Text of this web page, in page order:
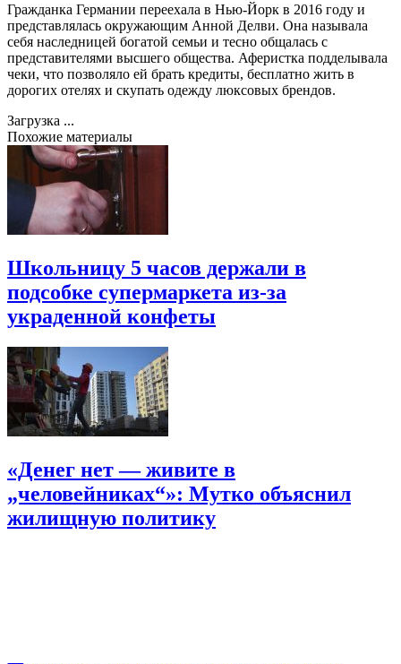
Гражданка Германии переехала в Нью-Йорк в 2016 году и
представлялась окружающим Анной Делви. Она называла
себя наследницей богатой семьи и тесно общалась с
представителями высшего общества. Аферистка подделывала
чеки, что позволяло ей брать кредиты, бесплатно жить в
дорогих отелях и скупать одежду люксовых брендов.
Загрузка ...
Похожие материалы
Школьницу 5 часов держали в
подсобке супермаркета из-за
украденной конфеты
«Денег нет — живите в
„человейниках“»: Мутко объяснил
жилищную политику